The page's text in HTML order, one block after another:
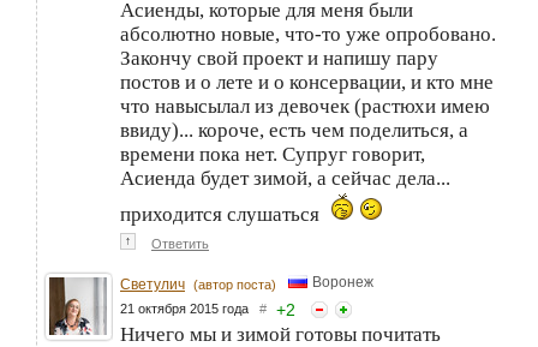
Асиенды, которые для меня были
абсолютно новые, что-то уже опробовано.
Закончу свой проект и напишу пару
постов и о лете и о консервации, и кто мне
что навысылал из девочек (растюхи имею
ввиду)... короче, есть чем поделиться, а
времени пока нет. Супруг говорит,
Асиенда будет зимой, а сейчас дела...
приходится слушаться
↑ Ответить
Светулич (автор поста) Воронеж
21 октября 2015 года # +2
Ничего мы и зимой готовы почитать